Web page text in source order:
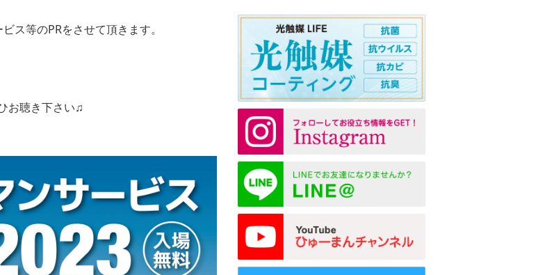
ス等のPRをさせて頂きます。
お聴き下さい♫